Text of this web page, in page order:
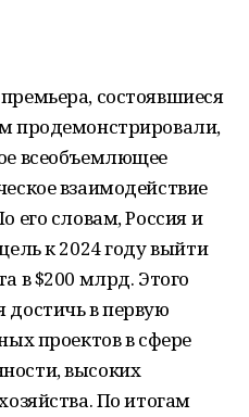
состоявшиеся
продемонстрировали,
всеобъемлющее
взаимодействие
его словам, Россия и
к 2024 году выйти
в $200 млрд. Этого
достичь в первую
проектов в сфере
высоких
По итогам